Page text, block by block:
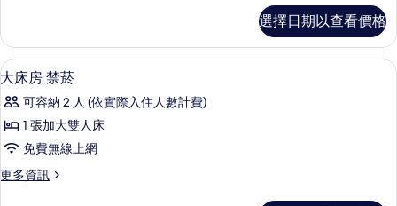
for
2
people)
的
所
有
相
房,
非
吸
房
(Semi
for
2
people)
選擇日期以查看價格
顯
示
大
床
房
禁
客房內保險箱、書桌、免費無線上網、
5
大床房 禁菸
可容納 2 人 (依實際入住人數計費)
1 張加大雙人床
免費無線上網
更多資訊
更